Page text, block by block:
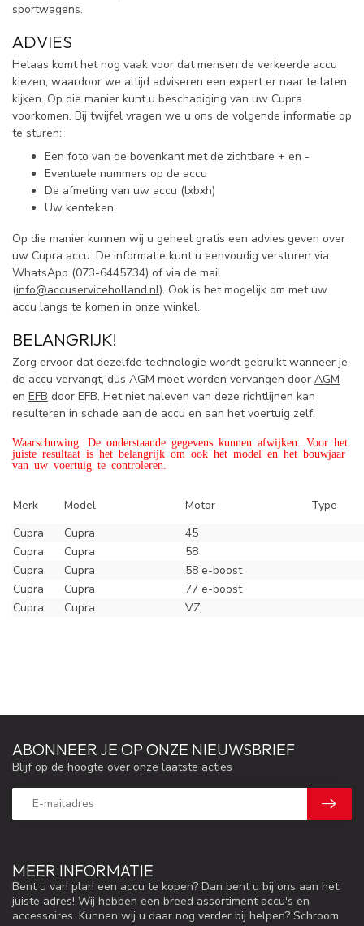
sportwagens.
ADVIES
Helaas komt het nog vaak voor dat mensen de verkeerde accu
kiezen, waardoor we altijd adviseren een expert er naar te laten
kijken. Op die manier kunt u beschadiging van uw Cupra
voorkomen. Bij twijfel vragen we u ons de volgende informatie op
te sturen:
Een foto van de bovenkant met de zichtbare + en -
Eventuele nummers op de accu
De afmeting van uw accu (lxbxh)
Uw kenteken.
Op die manier kunnen wij u geheel gratis een advies geven over
uw Cupra accu. De informatie kunt u eenvoudig versturen via
WhatsApp (073-6445734) of via de mail
(info@accuserviceholland.nl). Ook is het mogelijk om met uw
accu langs te komen in onze winkel.
BELANGRIJK!
Zorg ervoor dat dezelfde technologie wordt gebruikt wanneer je
de accu vervangt, dus AGM moet worden vervangen door AGM
en EFB door EFB. Het niet naleven van deze richtlijnen kan
resulteren in schade aan de accu en aan het voertuig zelf.
Waarschuwing: De onderstaande gegevens kunnen afwijken. Voor het
juiste resultaat is het belangrijk om ook het model en het bouwjaar
van uw voertuig te controleren.
Merk Model Motor
Type
Cupra
Cupra
45
Cupra
Cupra
58
Cupra
Cupra
58 e-boost
Cupra
Cupra
77 e-boost
Cupra
Cupra VZ
MEER INFORMATIE
Bent u van plan een accu te kopen? Dan bent u bij ons aan het
juiste adres! Wij hebben een breed assortiment accu's en
accessoires. Kunnen wij u daar nog verder bij helpen? Schroom
ABONNEER JE OP ONZE NIEUWSBRIEF
Blijf op de hoogte over onze laatste acties